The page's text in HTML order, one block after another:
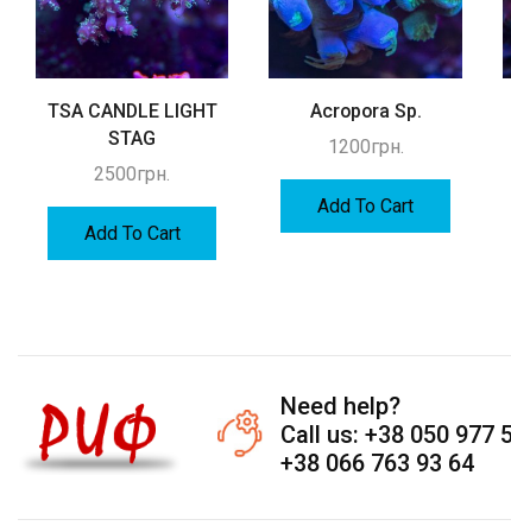
TSA CANDLE LIGHT
STAG
2500грн.
Add To Cart
Acropora Sp.
1200грн.
Add To Cart
Need help?
Call us: +38 050 977
+38 066 763 93 64